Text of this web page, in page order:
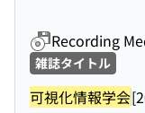
Recording
雑誌タイトル
可視化情報学会